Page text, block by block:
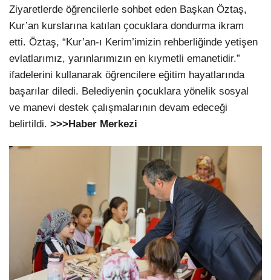
Ziyaretlerde öğrencilerle sohbet eden Başkan Öztaş,
Kur’an kurslarına katılan çocuklara dondurma ikram
etti. Öztaş, “Kur’an-ı Kerim’imizin rehberliğinde yetişen
evlatlarımız, yarınlarımızın en kıymetli emanetidir.”
ifadelerini kullanarak öğrencilere eğitim hayatlarında
başarılar diledi. Belediyenin çocuklara yönelik sosyal
ve manevi destek çalışmalarının devam edeceği
belirtildi. >>>Haber Merkezi